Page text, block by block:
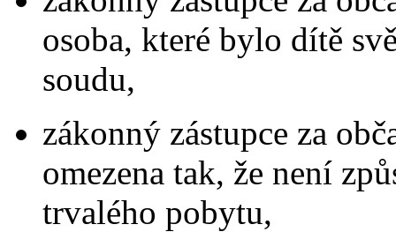
osoba, které bylo dítě
soudu,
zákonný zástupce za
omezena tak, že není
trvalého pobytu,